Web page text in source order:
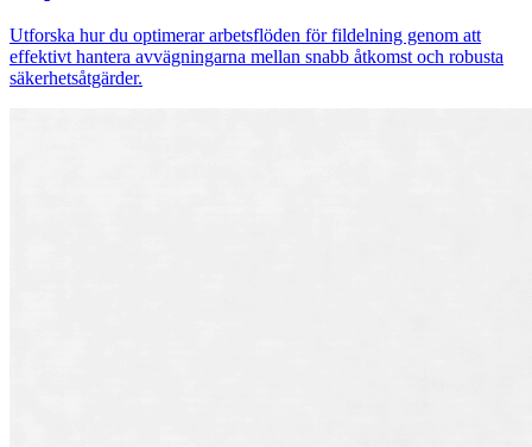
Utforska hur du optimerar arbetsflöden för fildelning genom att
effektivt hantera avvägningarna mellan snabb åtkomst och robusta
säkerhetsåtgärder.